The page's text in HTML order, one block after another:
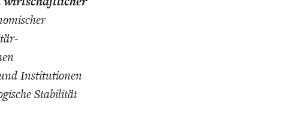
Institutionen
Stabilität